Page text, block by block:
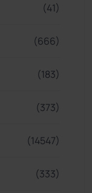
(41)
(666)
(183)
(373)
(14547)
(333)